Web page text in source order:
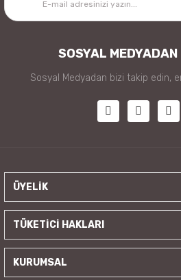
SOSYAL
Sosyal Medyadan bizi takip edin,
ÜYELİK
TÜKETİCİ HAKLARI
KURUMSAL